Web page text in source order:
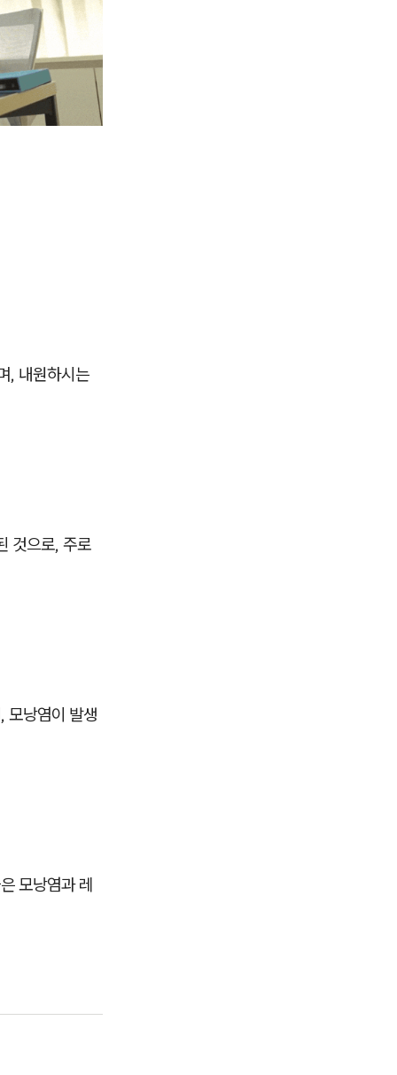
, 내원하시는
것으로, 주로
모낭염이 발생
모낭염과 레